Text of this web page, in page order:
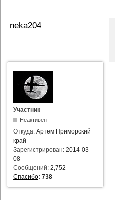
neka204
Участник
Неактивен
Откуда: Артем Приморский
край
Зарегистрирован: 2014-03-
08
Сообщений: 2,752
Спасибо: 738